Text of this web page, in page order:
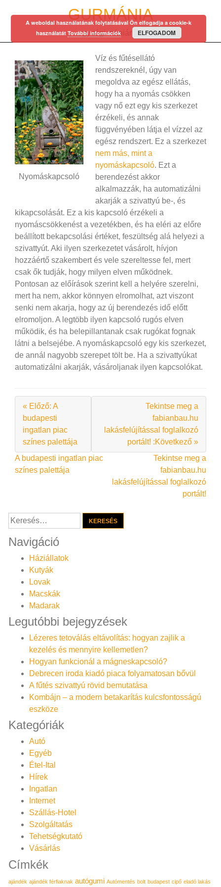
GURMÁNIA
egy régi mániám…
Nyomáskapcsoló
Víz és fűtésellátó
rendszereknél, úgy van
megoldva az egész ellátás,
hogy ha a nyomás csökken
vagy nő ezt egy kis szerkezet
érzékeli, és annak
függvényében látja el vízzel az
egész rendszert. Ez a szerkezet
nem más, mint a
nyomáskapcsoló. Ezt a
berendezést akkor
alkalmazzák, ha automatizálni
akarják a szivattyú be-, és
kikapcsolását. Ez a kis kapcsoló érzékeli a
nyomáscsökkenést a vezetékben, és ha eléri az előre
beállított bekapcsolási értéket, feszültség alá helyezi a
szivattyút. Aki ilyen szerkezetet vásárolt, hívjon
hozzáértő szakembert és vele szereltesse fel, mert
csak ők tudják, hogy milyen elven működnek.
Pontosan az előírások szerint kell a helyére szerelni,
mert ha nem, akkor könnyen elromolhat, azt viszont
senki nem akarja, hogy az új berendezés idő előtt
elromoljon. A legtöbb ilyen kapcsoló rugós elven
működik, és ha belepillantanak csak rugókat fognak
látni a belsejébe. A nyomáskapcsoló egy kis szerkezet,
de annál nagyobb szerepet tölt be. Ha a szivattyúkat
automatizálni akarják, vásároljanak ilyen kapcsolókat.
« Előző: A
budapesti
ingatlan piac
színes palettája
Tekintse meg a
fabianbau.hu
lakásfelújítással foglalkozó
portált! :Következő »
Bejegyzés
navigáció
A budapesti ingatlan piac
színes palettája
Tekintse meg a
fabianbau.hu
lakásfelújítással foglalkozó
portált!
Keresés:
Navigáció
Háziállatok
Kutyák
Lovak
Macskák
Madarak
Legutóbbi bejegyzések
Lézeres tetoválás eltávolítás: hogyan zajlik a
kezelés és mennyire kellemetlen?
Hogyan funkcionál a mágneskapcsoló?
Debrecen iroda kiadó piaca folyamatosan bővül
A fűtés szivattyú rövid bemutatása
Kombájn – a modern betakarítás kulcsfontosságú
eszköze
Kategóriák
Autó
Egyéb
Étel-Ital
Hírek
Ingatlan
Internet
Szállás-Hotel
Szolgáltatás
Tehetségkutató
Vásárlás
Címkék
ajándék ajándék férfiaknak autógumi Autómentés bolt budapest cipő eladó lakás
A weboldal használatának folytatásával Ön elfogadja a cookie-k
használatát További információk ELFOGADOM